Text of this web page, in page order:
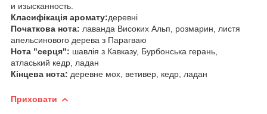
и изысканность.
Класифікація аромату:деревні
Початкова нота: лаванда Високих Альп, розмарин, листя
апельсинового дерева з Парагваю
Нота "серця": шавлія з Кавказу, Бурбонська герань,
атласький кедр, ладан
Кінцева нота: деревне мох, ветивер, кедр, ладан
Приховати